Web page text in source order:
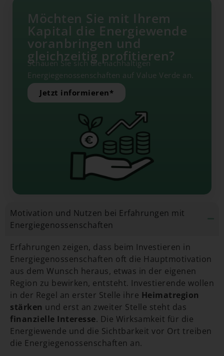
Möchten Sie mit Ihrem
Kapital die Energiewende
voranbringen und
gleichzeitig profitieren?
Schauen Sie sich die nachhaltigen
Energiegenossenschaften auf Value Verde an.
Jetzt informieren*
Motivation und Nutzen bei Erfahrungen mit
Energiegenossenschaften
Erfahrungen zeigen, dass beim Investieren in
Energiegenossenschaften oft die Hauptmotivation
aus dem Wunsch heraus, etwas in der eigenen
Region zu bewirken, entsteht. Investierende wollen
in der Regel an erster Stelle ihre Heimatregion
stärken und erst an zweiter Stelle steht das
finanzielle Interesse. Die Wirksamkeit für die
Energiewende und die Sichtbarkeit vor Ort treiben
die Energiegenossenschaften an.